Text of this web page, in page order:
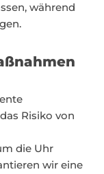
während
Risiko von
die Uhr
wir eine